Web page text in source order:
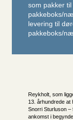
som pakker
pakkeboks/
levering til
pakkeboks/
Reykholt, som
13. århundrede
Snorri Sturluson –
ankomst i